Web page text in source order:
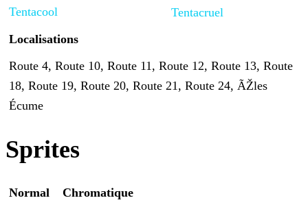
Tentacool
Tentacruel
Localisations
Route 4, Route 10, Route 11, Route 12, Route 13, Route
18, Route 19, Route 20, Route 21, Route 24, ÃŽles
Écume
Sprites
Normal Chromatique